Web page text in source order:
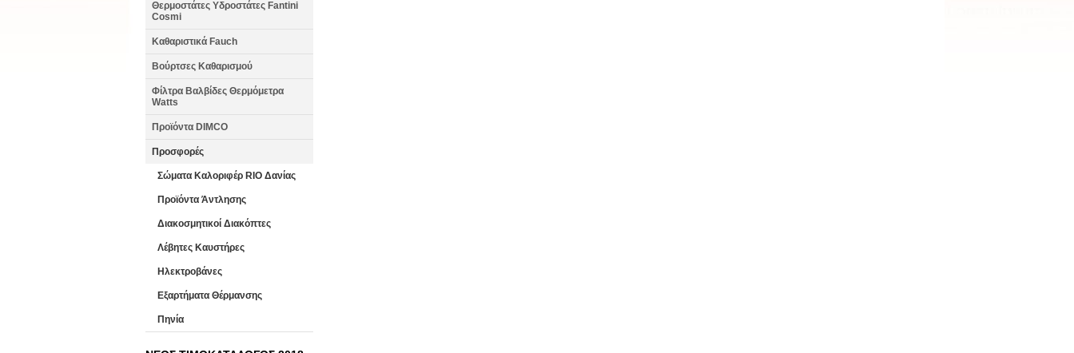
Θερμοστάτες Υδροστάτες Fantini
Cosmi
Καθαριστικά Fauch
Βούρτσες Καθαρισμού
Φίλτρα Βαλβίδες Θερμόμετρα
Watts
Προϊόντα DIMCO
Προσφορές
Σώματα Καλοριφέρ RIO Δανίας
Προϊόντα Άντλησης
Διακοσμητικοί Διακόπτες
Λέβητες Καυστήρες
Ηλεκτροβάνες
Εξαρτήματα Θέρμανσης
Πηνία